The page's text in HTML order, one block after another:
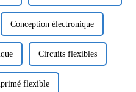
Conception électronique
Circuits flexibles
flexible